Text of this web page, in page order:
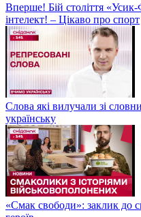
Вперше! Бій століття
інтелект! – Цікаво про спорт
Слова які вилучали зі
українську
«Смак свободи»: заклик до